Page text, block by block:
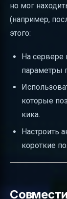
но мог
(например,
этого:
На сервере
параметры
которые
кика.
Настроить
короткие